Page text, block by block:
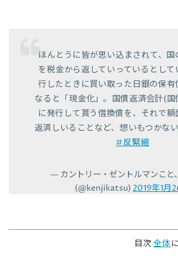
ほんとうに皆が思い込まされて、
を税金から返していっているとし
行したときに買い取った日銀の保有
なると「現金化」。国債返済会計(
に発行して貰う借換債を、それで額
返済しいることなど、想いもつかな
#反緊縮
— カントリー・ゼントルマンこと
(@kenjikatsu) 2019年1月
目次全体